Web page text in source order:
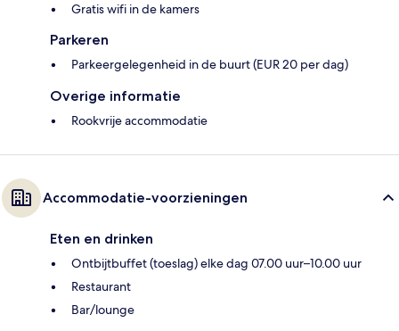
Gratis wifi in de kamers
Parkeren
Parkeergelegenheid in de buurt (EUR 20 per dag)
Overige informatie
Rookvrije accommodatie
Accommodatie-voorzieningen
Eten en drinken
Ontbijtbuffet (toeslag) elke dag 07.00 uur–10.00 uur
Restaurant
Bar/lounge